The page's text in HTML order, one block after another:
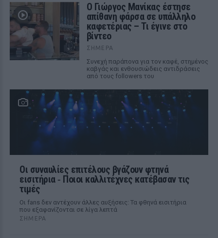
Ο Γιώργος Μανίκας έστησε
απίθανη φάρσα σε υπάλληλο
καφετέριας – Τι έγινε στο
βίντεο
ΣΉΜΕΡΑ
Συνεχή παράπονα για τον καφέ, στημένος
καβγάς και ενθουσιώδεις αντιδράσεις
από τους followers του
Οι συναυλίες επιτέλους βγάζουν φτηνά
εισιτήρια ‑ Ποιοι καλλιτέχνες κατέβασαν τις
τιμές
Οι fans δεν αντέχουν άλλες αυξήσεις: Τα φθηνά εισιτήρια
που εξαφανίζονται σε λίγα λεπτά
ΣΉΜΕΡΑ